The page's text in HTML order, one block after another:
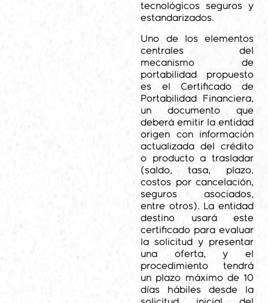
tecnológicos seguros y
estandarizados.
Uno de los elementos
centrales del
mecanismo de
portabilidad propuesto
es el Certificado de
Portabilidad Financiera,
un documento que
deberá emitir la entidad
origen con información
actualizada del crédito
o producto a trasladar
(saldo, tasa, plazo,
costos por cancelación,
seguros asociados,
entre otros). La entidad
destino usará este
certificado para evaluar
la solicitud y presentar
una oferta, y el
procedimiento tendrá
un plazo máximo de 10
días hábiles desde la